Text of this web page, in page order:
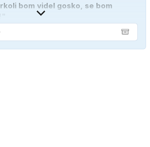
bom videl gosko, se bom